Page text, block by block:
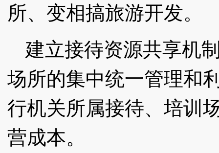
所、变相搞旅游开发。
建立接待资源共享机
场所的集中统一管理和
行机关所属接待、培训
营成本。